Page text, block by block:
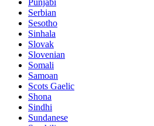
Serbian
Sesotho
Sinhala
Slovak
Slovenian
Somali
Samoan
Scots Gaelic
Shona
Sindhi
Sundanese